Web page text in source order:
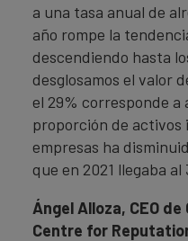
a una tasa anual de
año rompe la
descendiendo hasta
desglosamos el valor
el 29% corresponde
proporción de activos
empresas ha
que en 2021 llegaba al
Ángel Alloza, CEO
Centre for